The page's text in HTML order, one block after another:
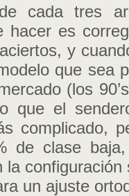
cada tres
hacer es
y
que sea
(los
que el
complicado,
de clase
la
un ajuste